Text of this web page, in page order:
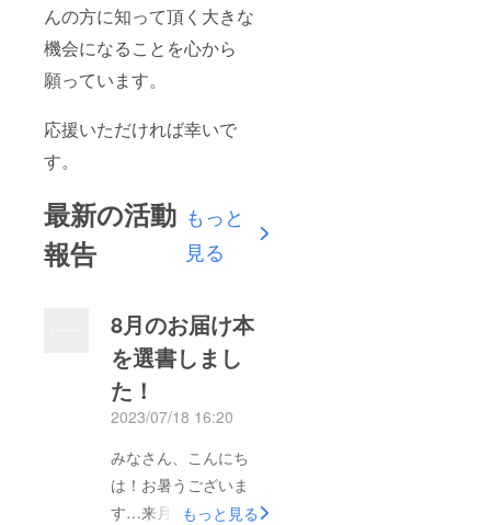
んの方に知って頂く大きな
機会になることを心から
願っています。
応援いただければ幸いで
す。
最新の活動
報告
もっと
見る
8月のお届け本
を選書しまし
た！
2023/07/18 16:20
みなさん、こんにち
は！お暑うございま
す…来月8月分の「お
もっと見る